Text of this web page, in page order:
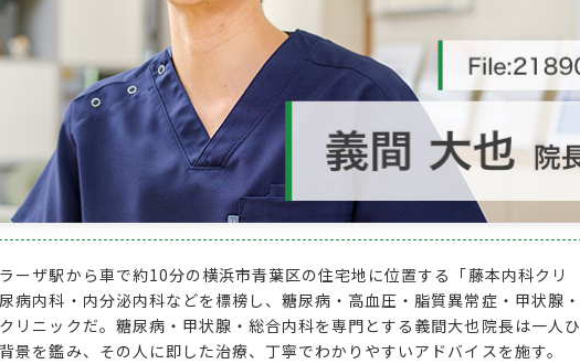
ーザ駅から車で約10分の横浜市青葉区の住宅地に位置する「藤本内科クリ
病内科・内分泌内科などを標榜し、糖尿病・高血圧・脂質異常症・甲状腺・
リニックだ。糖尿病・甲状腺・総合内科を専門とする義間大也院長は一人ひ
景を鑑み、その人に即した治療、丁寧でわかりやすいアドバイスを施す。